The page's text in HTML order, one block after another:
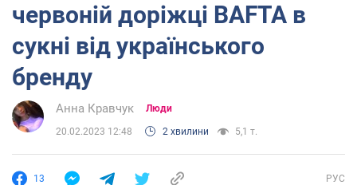
червоній доріжці BAFTA в
сукні від українського
бренду
Анна Кравчук Люди
20.02.2023 12:48 2 хвилини 5,1 т.
13 РУС